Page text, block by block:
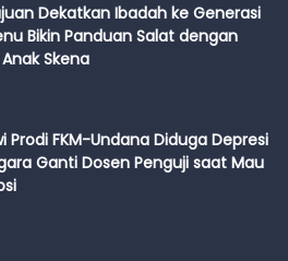
Dekatkan Ibadah ke Generasi
Bikin Panduan Salat dengan
Skena
Prodi FKM-Undana Diduga Depresi
Ganti Dosen Penguji saat Mau